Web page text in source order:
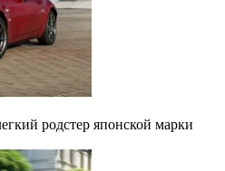
родстер японской марки